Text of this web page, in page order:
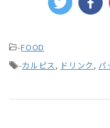
-FOOD
-カルピス, ドリンク,パ